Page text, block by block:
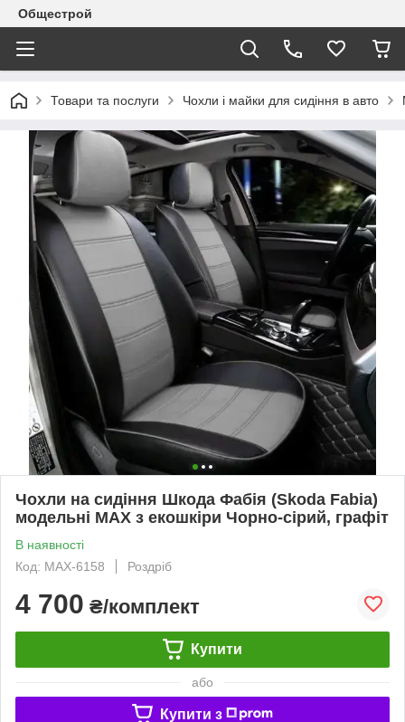
Общестрой
Товари та послуги Чохли і майки для сидіння в авто
Чохли на сидіння Шкода Фабія (Skoda Fabia)
модельні MAX з екошкіри Чорно-сірий, графіт
В наявності
Код: MAX-6158
Роздріб
4 700 ₴/комплект
Купити
або
Купити з